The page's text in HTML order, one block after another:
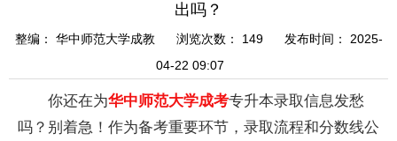
出吗？
整编： 华中师范大学成教 浏览次数： 149 发布时间：
2025-
04-22 09:07
你还在为华中师范大学成考专升本录取信息发愁
吗？别着急！作为备考重要环节，录取流程和分数线公